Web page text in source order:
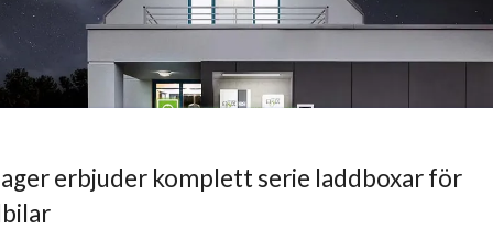
erbjuder komplett serie laddboxar för